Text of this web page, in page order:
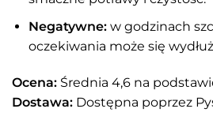
Negatywne:w godzinach
oczekiwania może się
Ocena: Średnia 4,6 na
Dostawa: Dostępna poprzez